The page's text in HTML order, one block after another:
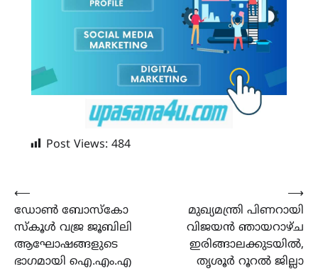
Post Views: 484
Post
navigation
⟵
ഡോൺ ബോസ്കോ
സ്കൂൾ വജ്ര ജൂബിലി
ആഘോഷങ്ങളുടെ
ഭാഗമായി ഐ.എം.എ
മുഖ്യമന്ത്രി പിണറായി
വിജയൻ ഞായറാഴ്ച
ഇരിങ്ങാലക്കുടയിൽ,
തൃശൂർ റൂറൽ ജില്ലാ
⟶